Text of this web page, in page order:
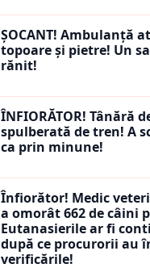
ȘOCANT! Ambulanță
topoare și pietre! Un
rănit!
ÎNFIORĂTOR! Tânără
spulberată de tren! A
ca prin minune!
Înfiorător! Medic
a omorât 662 de câini
Eutanasierile ar fi
după ce procurorii au
verificările!